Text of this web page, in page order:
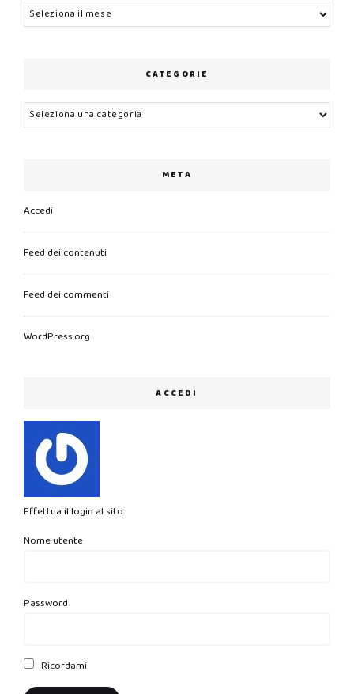
Archivi
CATEGORIE
Categorie
META
Accedi
Feed dei contenuti
Feed dei commenti
WordPress.org
ACCEDI
Effettua il login al sito.
Nome utente
Password
Ricordami